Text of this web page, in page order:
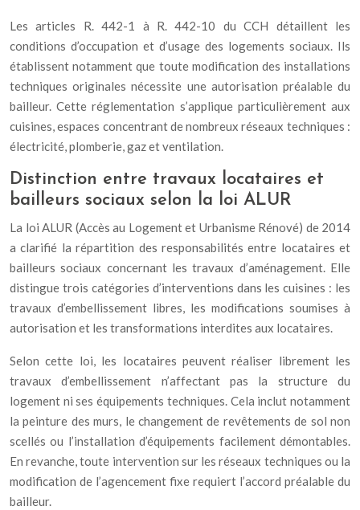
Les articles R. 442-1 à R. 442-10 du CCH détaillent les
conditions d’occupation et d’usage des logements sociaux. Ils
établissent notamment que toute modification des installations
techniques originales nécessite une autorisation préalable du
bailleur. Cette réglementation s’applique particulièrement aux
cuisines, espaces concentrant de nombreux réseaux techniques :
électricité, plomberie, gaz et ventilation.
Distinction entre travaux locataires et
bailleurs sociaux selon la loi ALUR
La loi ALUR (Accès au Logement et Urbanisme Rénové) de 2014
a clarifié la répartition des responsabilités entre locataires et
bailleurs sociaux concernant les travaux d’aménagement. Elle
distingue trois catégories d’interventions dans les cuisines : les
travaux d’embellissement libres, les modifications soumises à
autorisation et les transformations interdites aux locataires.
Selon cette loi, les locataires peuvent réaliser librement les
travaux d’embellissement n’affectant pas la structure du
logement ni ses équipements techniques. Cela inclut notamment
la peinture des murs, le changement de revêtements de sol non
scellés ou l’installation d’équipements facilement démontables.
En revanche, toute intervention sur les réseaux techniques ou la
modification de l’agencement fixe requiert l’accord préalable du
bailleur.